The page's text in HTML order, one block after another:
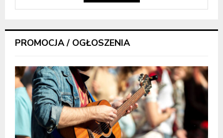
PROMOCJA / OGŁOSZENIA